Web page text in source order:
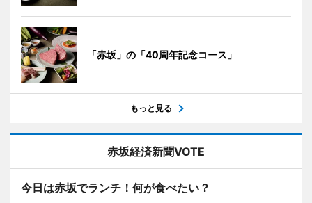
「赤坂」の「40周年記念コース」
もっと見る
赤坂経済新聞VOTE
今日は赤坂でランチ！何が食べたい？